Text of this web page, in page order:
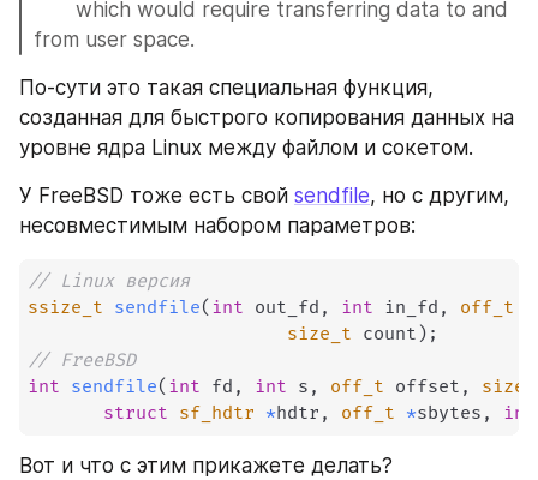
from user space.
По-сути это такая специальная функция,
созданная для быстрого копирования данных на
уровне ядра Linux между файлом и сокетом.
У FreeBSD тоже есть свой sendfile, но с другим,
несовместимым набором параметров:
// Linux версия
ssize_t sendfile( int out_fd , int in_fd , off_t
size_t count ) ;
// FreeBSD
int sendfile( int fd , int s , off_t offset ,
struct sf_hdtr *hdtr , off_t *sbytes , int
Вот и что с этим прикажете делать?